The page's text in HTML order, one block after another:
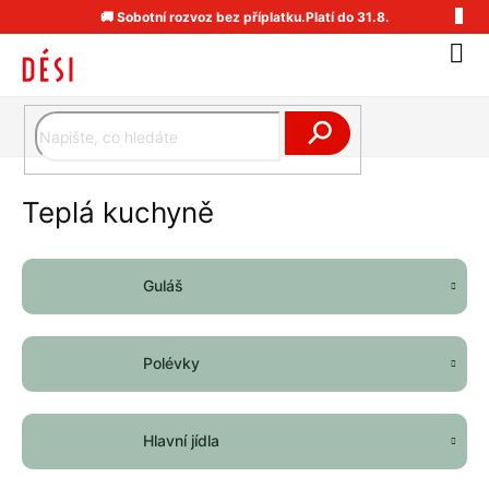
na
🚚 Sobotní rozvoz bez příplatku.Platí do 31.8.
Teplá kuchyně
Guláš
Polévky
Hlavní jídla